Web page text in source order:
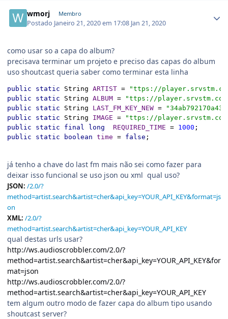
wmorj Membro
Postado Janeiro 21, 2020 em 17:08 Jan 21, 2020
como usar so a capa do album?
precisava terminar um projeto e preciso das capas do album
uso shoutcast queria saber como terminar esta linha
public static String ARTIST =
"ttps://
public static String ALBUM =
"ttps://
public static String LAST_FM_KEY_NEW =
public static String IMAGE =
"ttps://
public static final long REQUIRED_TIME = 1000
public static boolean time = false
já tenho a chave do last fm mais não sei como fazer para
deixar isso funcional se uso json ou xml qual uso?
JSON: /2.0/?
method=artist.search&artist=cher&api_key=YOUR_API_KEY&format=js
on
XML: /2.0/?
method=artist.search&artist=cher&api_key=YOUR_API_KEY
qual destas urls usar?
http://ws.audioscrobbler.com/2.0/?
method=artist.search&artist=cher&api_key=YOUR_API_KEY&for
mat=json
http://ws.audioscrobbler.com/2.0/?
method=artist.search&artist=cher&api_key=YOUR_API_KEY
tem algum outro modo de fazer capa do album tipo usando
shoutcast server?